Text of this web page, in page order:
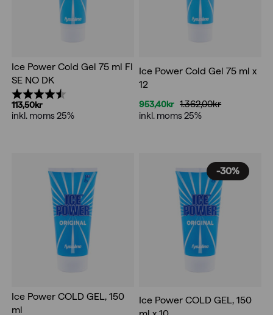
Ice Power Cold Gel 75 ml FI
SE NO DK
Betyg:
113,50kr
inkl. moms 25%
Ice Power Cold Gel 75 ml x
12
1.362,00kr
Det
953,40kr
Det
inkl. moms 25%
Ice Power COLD GEL, 150
ml
-30%
Ice Power COLD GEL, 150